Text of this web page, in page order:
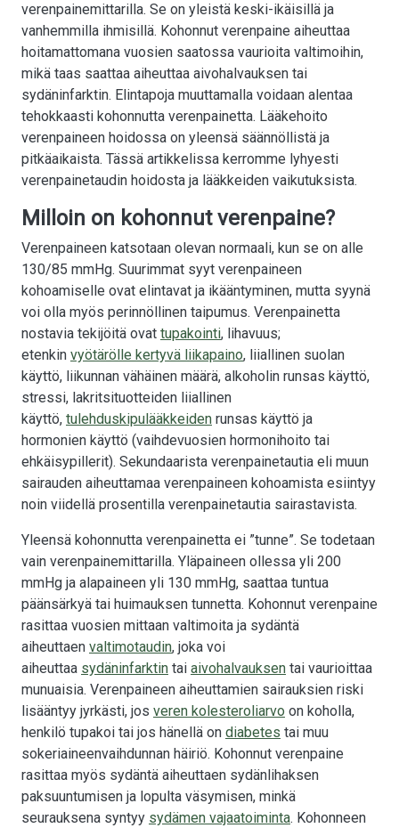
verenpainemittarilla. Se on yleistä keski-ikäisillä ja
vanhemmilla ihmisillä. Kohonnut verenpaine aiheuttaa
hoitamattomana vuosien saatossa vaurioita valtimoihin,
mikä taas saattaa aiheuttaa aivohalvauksen tai
sydäninfarktin. Elintapoja muuttamalla voidaan alentaa
tehokkaasti kohonnutta verenpainetta. Lääkehoito
verenpaineen hoidossa on yleensä säännöllistä ja
pitkäaikaista. Tässä artikkelissa kerromme lyhyesti
verenpainetaudin hoidosta ja lääkkeiden vaikutuksista.
Milloin on kohonnut verenpaine?
Verenpaineen katsotaan olevan normaali, kun se on alle
130/85 mmHg. Suurimmat syyt verenpaineen
kohoamiselle ovat elintavat ja ikääntyminen, mutta syynä
voi olla myös perinnöllinen taipumus. Verenpainetta
nostavia tekijöitä ovat tupakointi, lihavuus;
etenkin vyötärölle kertyvä liikapaino, liiallinen suolan
käyttö, liikunnan vähäinen määrä, alkoholin runsas käyttö,
stressi, lakritsituotteiden liiallinen
käyttö, tulehduskipulääkkeiden runsas käyttö ja
hormonien käyttö (vaihdevuosien hormonihoito tai
ehkäisypillerit). Sekundaarista verenpainetautia eli muun
sairauden aiheuttamaa verenpaineen kohoamista esiintyy
noin viidellä prosentilla verenpainetautia sairastavista.
Yleensä kohonnutta verenpainetta ei ”tunne”. Se todetaan
vain verenpainemittarilla. Yläpaineen ollessa yli 200
mmHg ja alapaineen yli 130 mmHg, saattaa tuntua
päänsärkyä tai huimauksen tunnetta. Kohonnut verenpaine
rasittaa vuosien mittaan valtimoita ja sydäntä
aiheuttaen valtimotaudin, joka voi
aiheuttaa sydäninfarktin tai aivohalvauksen tai vaurioittaa
munuaisia. Verenpaineen aiheuttamien sairauksien riski
lisääntyy jyrkästi, jos veren kolesteroliarvo on koholla,
henkilö tupakoi tai jos hänellä on diabetes tai muu
sokeriaineenvaihdunnan häiriö. Kohonnut verenpaine
rasittaa myös sydäntä aiheuttaen sydänlihaksen
paksuuntumisen ja lopulta väsymisen, minkä
seurauksena syntyy sydämen vajaatoiminta. Kohonneen